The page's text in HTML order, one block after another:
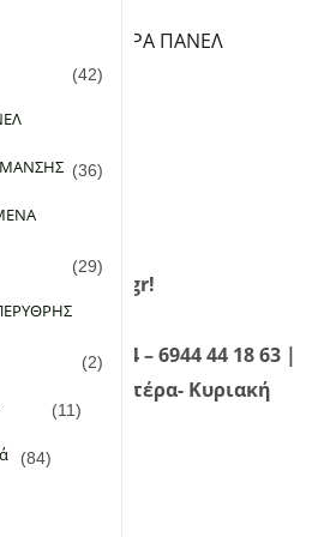
ΓΙΑ ΥΠΕΡΥΘΡA ΠΑΝΕΛ
ΧΑΛΑΚΙΑ
planetgreen.gr!
210 98 28 134 – 6944 44 18 63 |
Δευτέρα- Κυριακή
(42)
(36)
(29)
(2)
(11)
(84)